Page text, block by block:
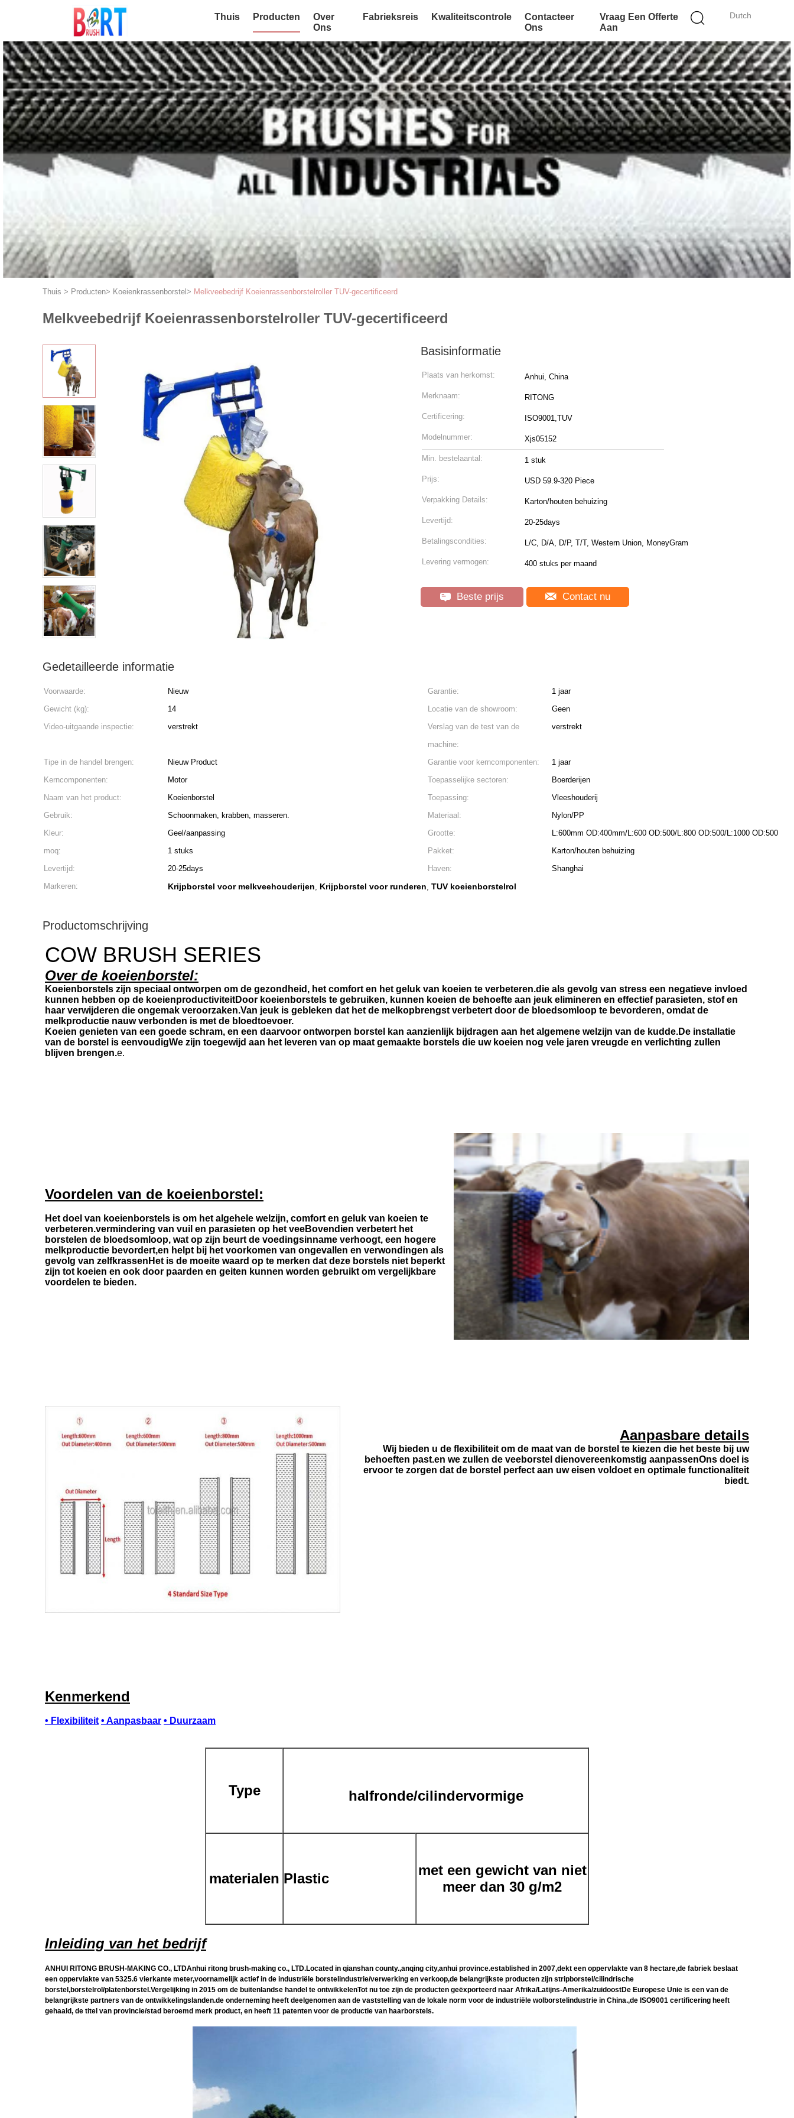
Dutch
Thuis Producten
Over
Ons
Fabrieksreis Kwaliteitscontrole
Contacteer
Ons
Vraag Een Offerte
Aan
Thuis > Producten> Koeienkrassenborstel > Melkveebedrijf Koeienrassenborstelroller TUV-gecertificeerd
Melkveebedrijf Koeienrassenborstelroller TUV-gecertificeerd
Basisinformatie
Plaats van herkomst: Anhui, China
Merknaam: RITONG
Certificering: ISO9001,TUV
Modelnummer: Xjs05152
Min. bestelaantal: 1 stuk
Prijs: USD 59.9-320 Piece
Verpakking Details: Karton/houten behuizing
Levertijd: 20-25days
Betalingscondities: L/C, D/A, D/P, T/T, Western Union, MoneyGram
Levering vermogen: 400 stuks per maand
Beste prijs Contact nu
Gedetailleerde informatie
Voorwaarde: Nieuw Garantie:
1 jaar
Gewicht (kg):
14 Locatie van de showroom:
Geen
Video-uitgaande inspectie:
verstrekt
Verslag van de test van de
machine:
verstrekt
Tipe in de handel brengen: Nieuw Product Garantie voor kerncomponenten:
1 jaar
Kerncomponenten:
Motor Toepasselijke sectoren:
Boerderijen
Naam van het product:
Koeienborstel Toepassing:
Vleeshouderij
Gebruik:
Schoonmaken, krabben, masseren. Materiaal:
Nylon/PP
Kleur:
Geel/aanpassing Grootte:
L:600mm OD:400mm/L:600 OD:500/L:800 OD:500/L:1000 OD:500
moq:
1 stuks Pakket:
Karton/houten behuizing
Levertijd:
20-25days Haven:
Shanghai
Markeren:
Krijpborstel voor melkveehouderijen, Krijpborstel voor runderen, TUV koeienborstelrol
Productomschrijving
COW BRUSH SERIES
Over de koeienborstel:
Koeienborstels zijn speciaal ontworpen om de gezondheid, het comfort en het geluk van koeien te verbeteren.die als gevolg van stress een negatieve invloed
kunnen hebben op de koeienproductiviteitDoor koeienborstels te gebruiken, kunnen koeien de behoefte aan jeuk elimineren en effectief parasieten, stof en
haar verwijderen die ongemak veroorzaken.Van jeuk is gebleken dat het de melkopbrengst verbetert door de bloedsomloop te bevorderen, omdat de
melkproductie nauw verbonden is met de bloedtoevoer.
Koeien genieten van een goede schram, en een daarvoor ontworpen borstel kan aanzienlijk bijdragen aan het algemene welzijn van de kudde.De installatie
van de borstel is eenvoudigWe zijn toegewijd aan het leveren van op maat gemaakte borstels die uw koeien nog vele jaren vreugde en verlichting zullen
blijven brengen.e.
Voordelen van de koeienborstel:
Het doel van koeienborstels is om het algehele welzijn, comfort en geluk van koeien te
verbeteren.vermindering van vuil en parasieten op het veeBovendien verbetert het
borstelen de bloedsomloop, wat op zijn beurt de voedingsinname verhoogt, een hogere
melkproductie bevordert,en helpt bij het voorkomen van ongevallen en verwondingen als
gevolg van zelfkrassenHet is de moeite waard op te merken dat deze borstels niet beperkt
zijn tot koeien en ook door paarden en geiten kunnen worden gebruikt om vergelijkbare
voordelen te bieden.
Aanpasbare details
Wij bieden u de flexibiliteit om de maat van de borstel te kiezen die het beste bij uw
behoeften past.en we zullen de veeborstel dienovereenkomstig aanpassenOns doel is
ervoor te zorgen dat de borstel perfect aan uw eisen voldoet en optimale functionaliteit
biedt.
Kenmerkend
• Flexibiliteit • Aanpasbaar • Duurzaam
Type halfronde/cilindervormige
materialen Plastic
met een gewicht van niet
meer dan 30 g/m2
Inleiding van het bedrijf
ANHUI RITONG BRUSH-MAKING CO., LTDAnhui ritong brush-making co., LTD.Located in qianshan county.,anqing city,anhui province.established in 2007,dekt een oppervlakte van 8 hectare,de fabriek beslaat
een oppervlakte van 5325.6 vierkante meter,voornamelijk actief in de industriële borstelindustrie/verwerking en verkoop,de belangrijkste producten zijn stripborstel/cilindrische
borstel,borstelrol/platenborstel.Vergelijking in 2015 om de buitenlandse handel te ontwikkelenTot nu toe zijn de producten geëxporteerd naar Afrika/Latijns-Amerika/zuidoostDe Europese Unie is een van de
belangrijkste partners van de ontwikkelingslanden.de onderneming heeft deelgenomen aan de vaststelling van de lokale norm voor de industriële wolborstelindustrie in China.,de ISO9001 certificering heeft
gehaald, de titel van provincie/stad beroemd merk product, en heeft 11 patenten voor de productie van haarborstels.